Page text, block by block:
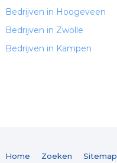
Bedrijven in Hoogeveen
Bedrijven in Zwolle
Bedrijven in Kampen
Home Zoeken Sitemap